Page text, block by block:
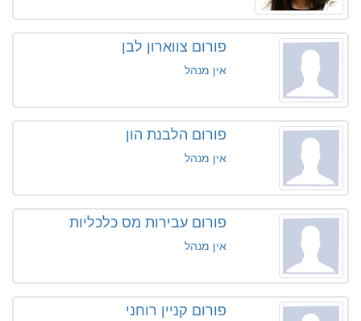
פורום צווארון לבן
אין מנהל
פורום הלבנת הון
אין מנהל
פורום עבירות מס כלכליות
אין מנהל
פורום קניין רוחני